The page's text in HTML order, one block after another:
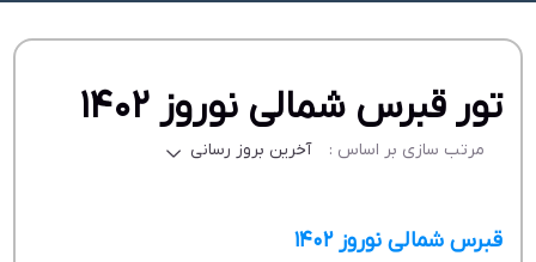
تور قبرس شمالی نوروز 1402
مرتب سازی بر اساس : آخرین بروز رسانی
قبرس شمالی نوروز 1402